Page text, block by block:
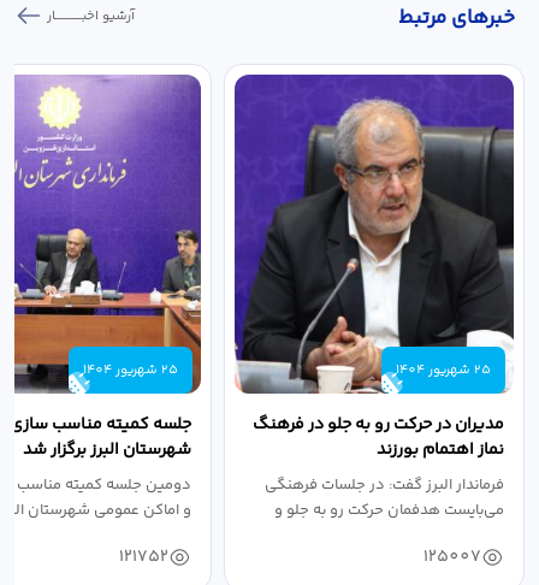
خبر‌های مرتبط آرشیو اخبـــــــــــار
25 شهریور 1404
مدیران در حرکت رو به جلو در فرهنگ
نماز اهتمام بورزند
فرماندار البرز گفت: در جلسات فرهنگی
می‌بایست هدفمان حرکت رو به جلو و
125007
25 شهریور 1404
جلسه کمیته مناسب سازی
شهرستان البرز برگزار شد
دومین جلسه کمیته مناسب
و اماکن عمومی شهرستان
121752